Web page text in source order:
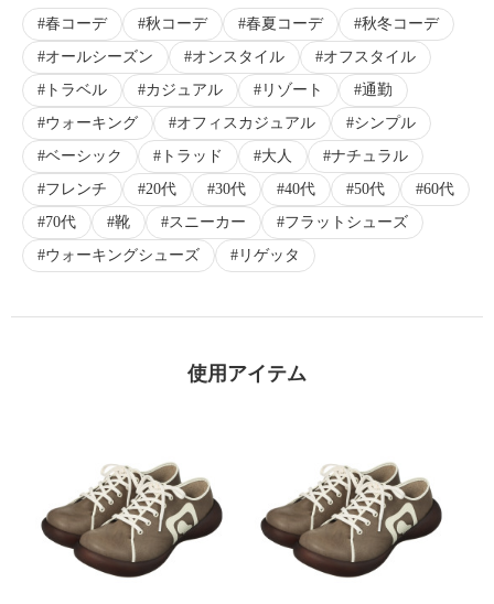
× 商品紹介
春コーデ 秋コーデ 春夏コーデ
秋冬コーデ
オールシーズン
オンスタイル
オフスタイル
トラベル
カジュアル リゾート
通勤
ウォーキング
オフィスカジュアル
シンプル
ベーシック
トラッド 大人
ナチュラル
フレンチ
20代 30代 40代 50代
60代
70代
靴 スニーカー
フラットシューズ
ウォーキングシューズ
リゲッタ
使用アイテム